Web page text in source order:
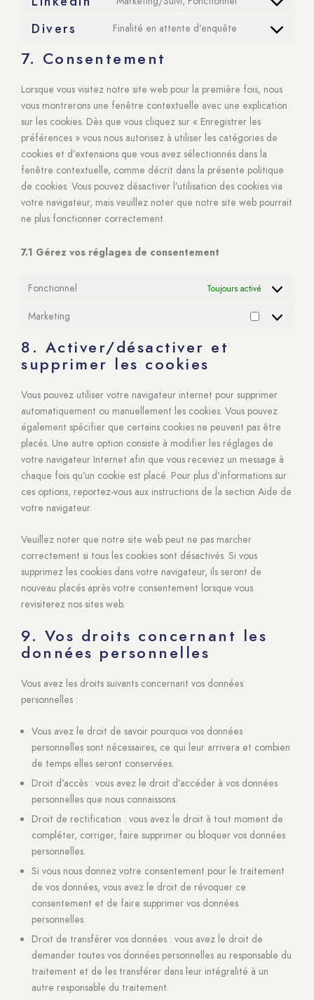
facebook
Consent
Divers Finalité en attente d’enquête
Consent
divers
7. Consentement
Lorsque vous visitez notre site web pour la première fois, nous
vous montrerons une fenêtre contextuelle avec une explication
sur les cookies. Dès que vous cliquez sur « Enregistrer les
préférences » vous nous autorisez à utiliser les catégories de
cookies et d’extensions que vous avez sélectionnés dans la
fenêtre contextuelle, comme décrit dans la présente politique
de cookies. Vous pouvez désactiver l’utilisation des cookies via
votre navigateur, mais veuillez noter que notre site web pourrait
ne plus fonctionner correctement.
7.1 Gérez vos réglages de consentement
Fonctionnel Toujours activé
Marketing
Marketing
8. Activer/désactiver et
supprimer les cookies
Vous pouvez utiliser votre navigateur internet pour supprimer
automatiquement ou manuellement les cookies. Vous pouvez
également spécifier que certains cookies ne peuvent pas être
placés. Une autre option consiste à modifier les réglages de
votre navigateur Internet afin que vous receviez un message à
chaque fois qu’un cookie est placé. Pour plus d’informations sur
ces options, reportez-vous aux instructions de la section Aide de
votre navigateur.
Veuillez noter que notre site web peut ne pas marcher
correctement si tous les cookies sont désactivés. Si vous
supprimez les cookies dans votre navigateur, ils seront de
nouveau placés après votre consentement lorsque vous
revisiterez nos sites web.
9. Vos droits concernant les
données personnelles
Vous avez les droits suivants concernant vos données
personnelles :
Vous avez le droit de savoir pourquoi vos données
personnelles sont nécessaires, ce qui leur arrivera et combien
de temps elles seront conservées.
Droit d’accès : vous avez le droit d’accéder à vos données
personnelles que nous connaissons.
Droit de rectification : vous avez le droit à tout moment de
compléter, corriger, faire supprimer ou bloquer vos données
personnelles.
Si vous nous donnez votre consentement pour le traitement
de vos données, vous avez le droit de révoquer ce
consentement et de faire supprimer vos données
personnelles.
Droit de transférer vos données : vous avez le droit de
demander toutes vos données personnelles au responsable du
traitement et de les transférer dans leur intégralité à un
autre responsable du traitement.